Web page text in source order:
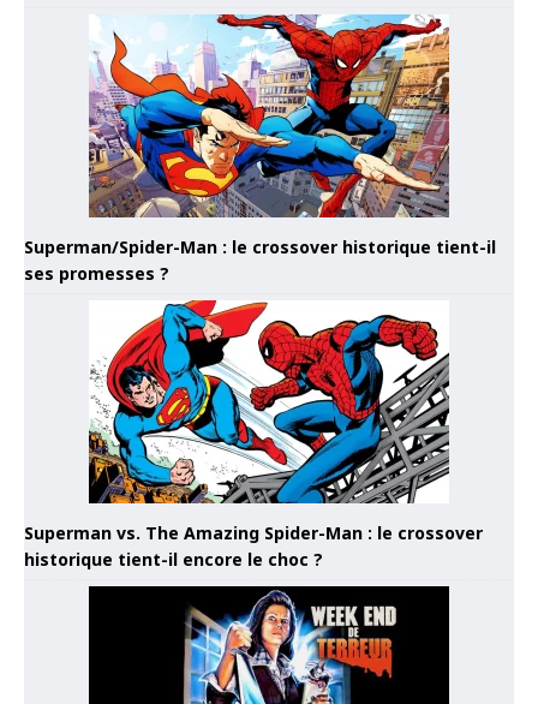
Superman/Spider-Man : le crossover historique tient-il
ses promesses ?
Superman vs. The Amazing Spider-Man : le crossover
historique tient-il encore le choc ?